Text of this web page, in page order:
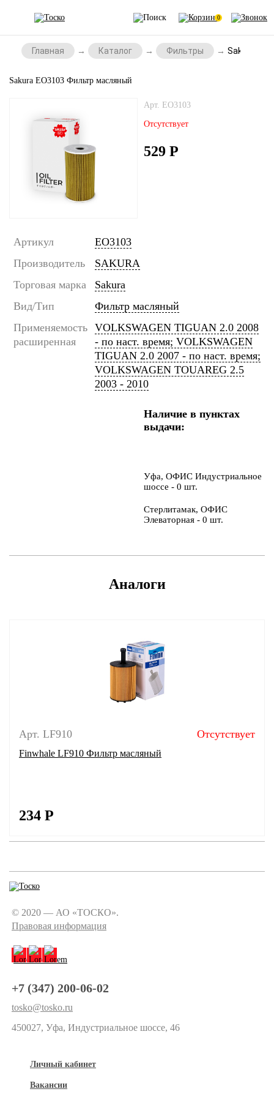
0
Главная Каталог Фильтры Sakura
Sakura EO3103 Фильтр масляный
Арт. EO3103
Отсутствует
529 Р
Артикул
EO3103
Производитель
SAKURA
Торговая марка
Sakura
Вид/Тип
Фильтр масляный
Применяемость
расширенная
VOLKSWAGEN TIGUAN 2.0 2008
- по наст. время; VOLKSWAGEN
TIGUAN 2.0 2007 - по наст. время;
VOLKSWAGEN TOUAREG 2.5
2003 - 2010
Наличие в пунктах
выдачи:
Уфа, ОФИС Индустриальное
шоссе - 0 шт.
Стерлитамак, ОФИС
Элеваторная - 0 шт.
Аналоги
Арт. LF910 Отсутствует
Finwhale LF910 Фильтр масляный
234 Р
© 2020 — АО «ТОСКО».
Правовая информация
+7 (347) 200-06-02
tosko@tosko.ru
450027, Уфа, Индустриальное шоссе, 46
Личный кабинет
Вакансии